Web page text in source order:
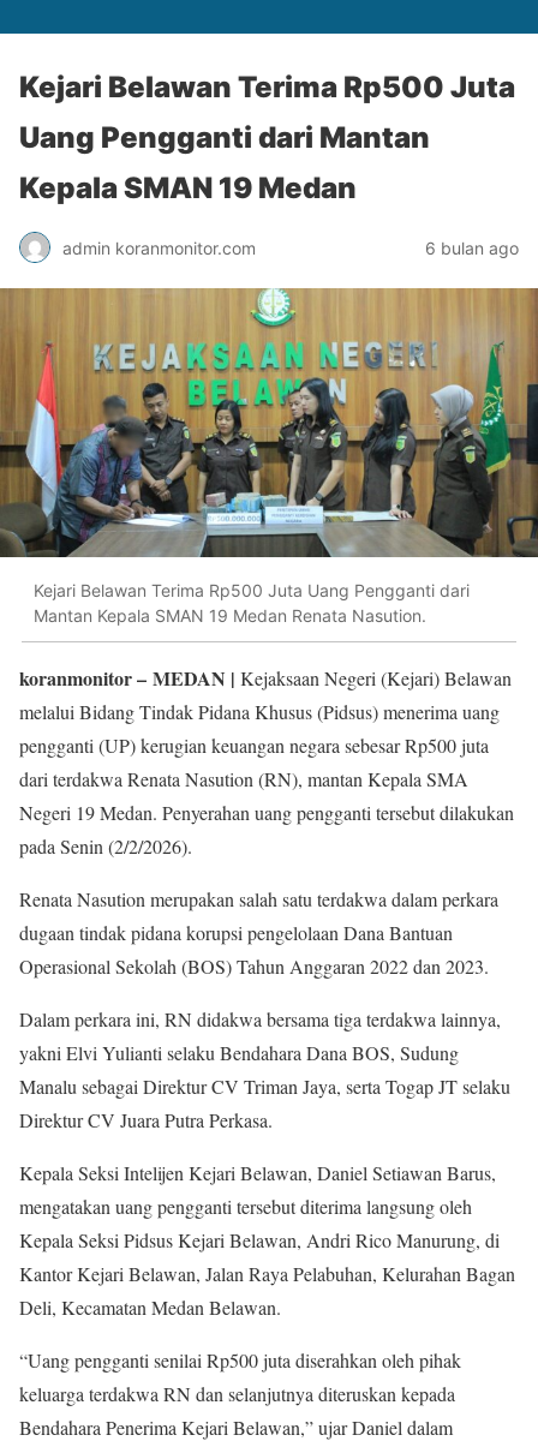
Kejari Belawan Terima Rp500 Juta
Uang Pengganti dari Mantan
Kepala SMAN 19 Medan
admin koranmonitor.com 6 bulan ago
Kejari Belawan Terima Rp500 Juta Uang Pengganti dari
Mantan Kepala SMAN 19 Medan Renata Nasution.
koranmonitor– MEDAN | Kejaksaan Negeri (Kejari) Belawan
melalui Bidang Tindak Pidana Khusus (Pidsus) menerima uang
pengganti (UP) kerugian keuangan negara sebesar Rp500 juta
dari terdakwa Renata Nasution (RN), mantan Kepala SMA
Negeri 19 Medan. Penyerahan uang pengganti tersebut dilakukan
pada Senin (2/2/2026).
Renata Nasution merupakan salah satu terdakwa dalam perkara
dugaan tindak pidana korupsi pengelolaan Dana Bantuan
Operasional Sekolah (BOS) Tahun Anggaran 2022 dan 2023.
Dalam perkara ini, RN didakwa bersama tiga terdakwa lainnya,
yakni Elvi Yulianti selaku Bendahara Dana BOS, Sudung
Manalu sebagai Direktur CV Triman Jaya, serta Togap JT selaku
Direktur CV Juara Putra Perkasa.
Kepala Seksi Intelijen Kejari Belawan, Daniel Setiawan Barus,
mengatakan uang pengganti tersebut diterima langsung oleh
Kepala Seksi Pidsus Kejari Belawan, Andri Rico Manurung, di
Kantor Kejari Belawan, Jalan Raya Pelabuhan, Kelurahan Bagan
Deli, Kecamatan Medan Belawan.
“Uang pengganti senilai Rp500 juta diserahkan oleh pihak
keluarga terdakwa RN dan selanjutnya diteruskan kepada
Bendahara Penerima Kejari Belawan,” ujar Daniel dalam